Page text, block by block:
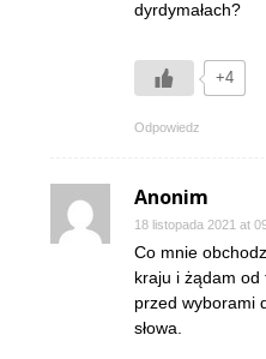
dyrdymałach?
+4
Odpowiedz
Anonim
18 listopada 2021 at
Co mnie
kraju i żądam
przed wyborami
słowa.